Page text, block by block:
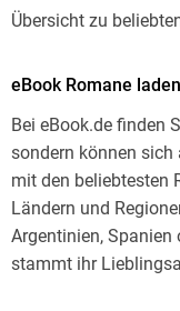
Übersicht zu
eBook Romane
Bei eBook.de finden
sondern können sich
mit den beliebtesten
Ländern und
Argentinien, Spanien
stammt ihr